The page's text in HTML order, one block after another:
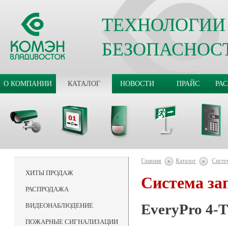
О КОМПАНИИ КАТАЛОГ НОВОСТИ ПРАЙС
ХИТЫ ПРОДАЖ
РАСПРОДАЖА
ВИДЕОНАБЛЮДЕНИЕ
ПОЖАРНЫЕ СИГНАЛИЗАЦИИ
Главная Каталог
Система
EveryPro 4-